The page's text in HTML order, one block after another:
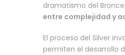
dramatismo del
entre complejidad y
El proceso del Silver
permiten el desarrollo